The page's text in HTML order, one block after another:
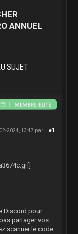
ANNUEL
SUJET
#1
2024, 13:47 par
Discord pour
partager vos
scanner le code